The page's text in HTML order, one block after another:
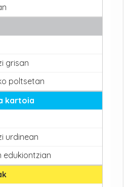
grisan
poltsetan
kartoia
urdinean
edukiontzian